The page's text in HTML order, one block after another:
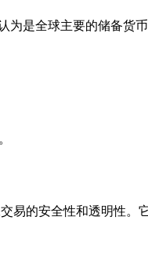
为是全球主要的储备货
易的安全性和透明性。